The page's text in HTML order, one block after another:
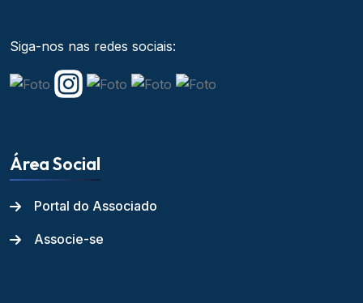
Siga-nos nas redes sociais:
Área Social
Portal do Associado
Associe-se